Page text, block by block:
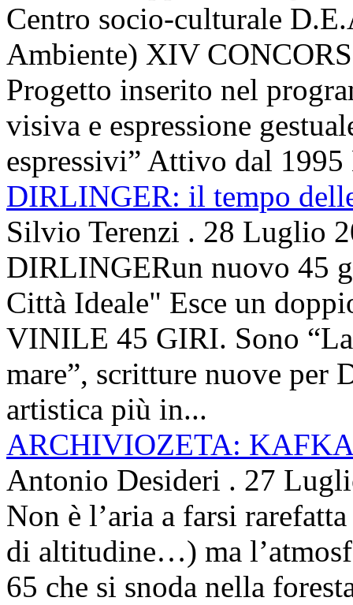
Centro socio-culturale
Ambiente) XIV
Progetto inserito nel
visiva e espressione
espressivi” Attivo dal 1995
DIRLINGER: il tempo
Silvio Terenzi . 28 Luglio
DIRLINGERun nuovo 45
Città Ideale" Esce un
VINILE 45 GIRI. Sono
mare”, scritture nuove per
artistica più in...
ARCHIVIOZETA:
Antonio Desideri . 27
Non è l’aria a farsi
di altitudine…) ma
65 che si snoda nella